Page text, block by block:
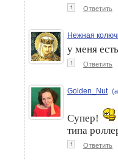
↑ Ответить
Нежная
у меня
↑ Ответить
Golden_Nut
Супер!
типа
↑ Ответить